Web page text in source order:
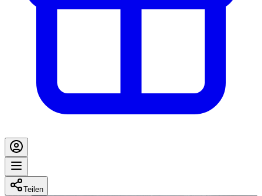
Teilen